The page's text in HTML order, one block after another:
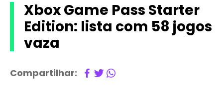
Xbox Game Pass Starter
Edition: lista com 58 jogos
vaza
Compartilhar: